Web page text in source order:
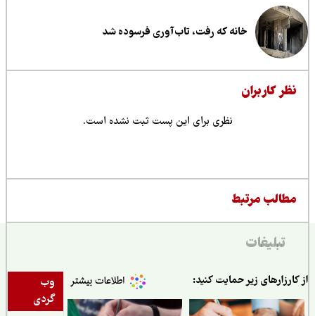
خانه که رفت، تاب‌آوری فرسوده شد
کاربران
نظری برای این پست ثبت نشده است.
مرتبط
تبلیغات
وب
گردی
زیر حمایت کنید: